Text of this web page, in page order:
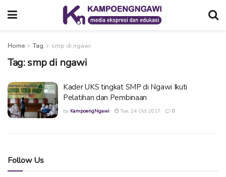
Home Tag smp di ngawi
Tag:smp di ngawi
Kader UKS tingkat SMP di Ngawi Ikuti
Pelatihan dan Pembinaan
by KampoengNgawi Tue, 24 Oct 2017 0
Follow Us